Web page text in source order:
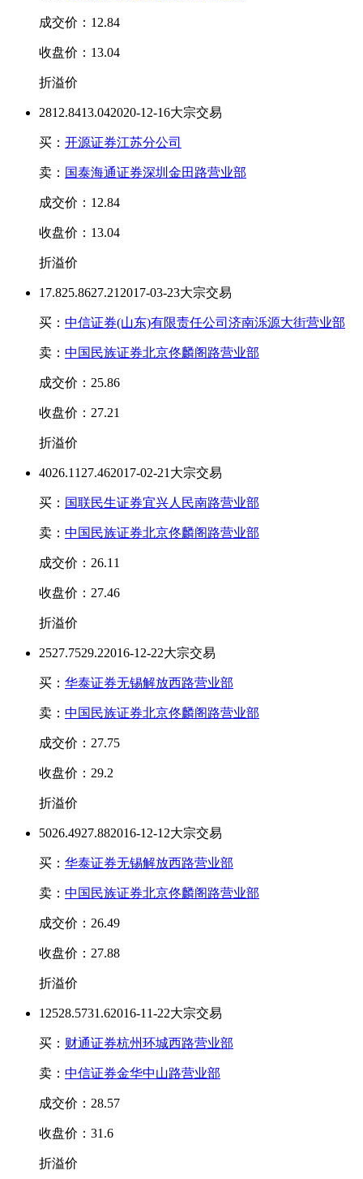
成交价：12.84
收盘价：13.04
折溢价
2812.8413.042020-12-16大宗交易
买： 开源证券江苏分公司
卖： 国泰海通证券深圳金田路营业部
成交价：12.84
收盘价：13.04
折溢价
17.825.8627.21 2017-03-23大宗交易
买： 中信证券(山东)有限责任公司济南泺源大街营业部
卖： 中国民族证券北京佟麟阁路营业部
成交价：25.86
收盘价：27.21
折溢价
4026.11 27.462017-02-21大宗交易
买： 国联民生证券宜兴人民南路营业部
卖： 中国民族证券北京佟麟阁路营业部
成交价：26.11
收盘价：27.46
折溢价
2527.7529.22016-12-22大宗交易
买： 华泰证券无锡解放西路营业部
卖： 中国民族证券北京佟麟阁路营业部
成交价：27.75
收盘价：29.2
折溢价
5026.4927.882016-12-12大宗交易
买： 华泰证券无锡解放西路营业部
卖： 中国民族证券北京佟麟阁路营业部
成交价：26.49
收盘价：27.88
折溢价
12528.5731.62016-11-22大宗交易
买： 财通证券杭州环城西路营业部
卖： 中信证券金华中山路营业部
成交价：28.57
收盘价：31.6
折溢价